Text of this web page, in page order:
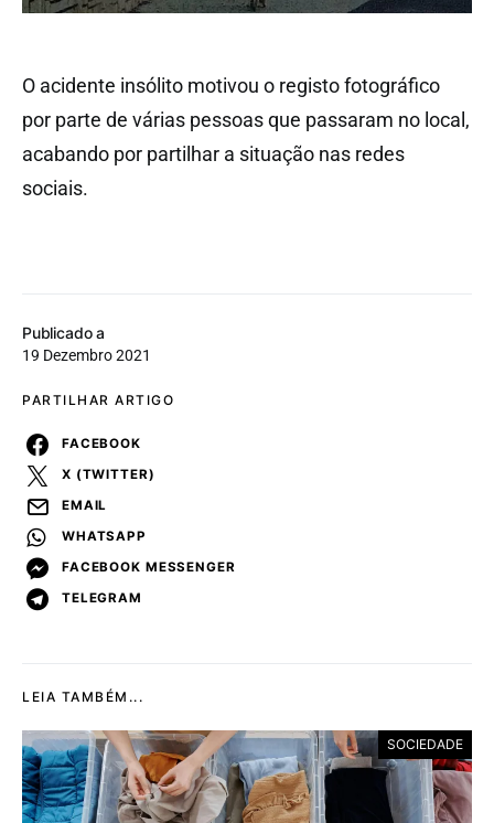
Publicado a
19 Dezembro 2021
PARTILHAR ARTIGO
FACEBOOK
X (TWITTER)
EMAIL
WHATSAPP
FACEBOOK MESSENGER
TELEGRAM
O acidente insólito motivou o registo fotográfico
por parte de várias pessoas que passaram no local,
acabando por partilhar a situação nas redes
sociais.
LEIA TAMBÉM...
SOCIEDADE